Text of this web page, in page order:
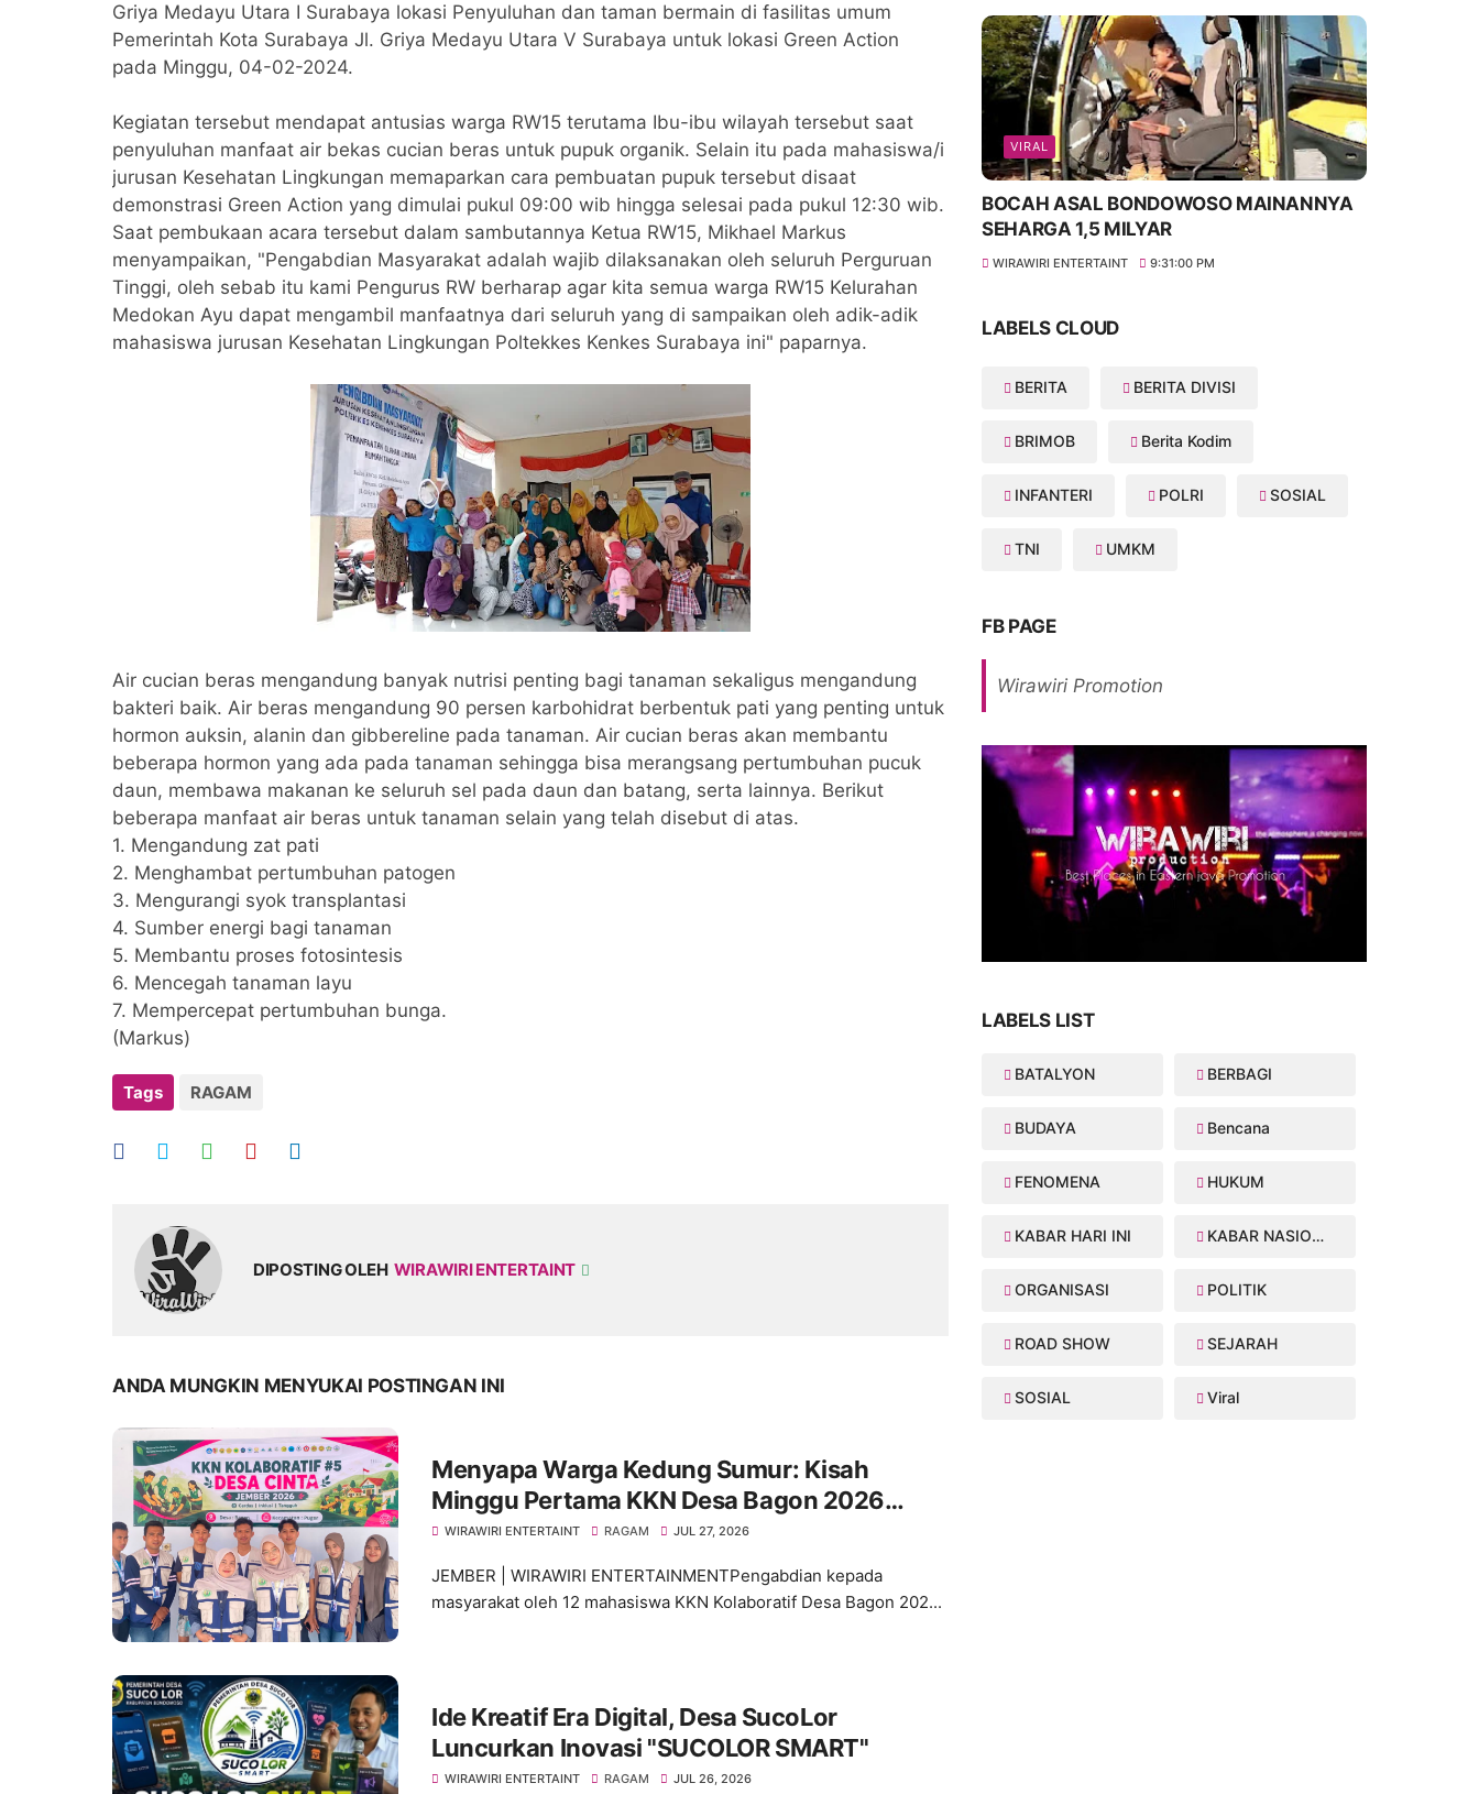
Griya Medayu Utara I Surabaya lokasi Penyuluhan dan taman bermain di fasilitas umum
Pemerintah Kota Surabaya Jl. Griya Medayu Utara V Surabaya untuk lokasi Green Action
pada Minggu, 04-02-2024.
Kegiatan tersebut mendapat antusias warga RW15 terutama Ibu-ibu wilayah tersebut saat
penyuluhan manfaat air bekas cucian beras untuk pupuk organik. Selain itu pada mahasiswa/i
jurusan Kesehatan Lingkungan memaparkan cara pembuatan pupuk tersebut disaat
demonstrasi Green Action yang dimulai pukul 09:00 wib hingga selesai pada pukul 12:30 wib.
Saat pembukaan acara tersebut dalam sambutannya Ketua RW15, Mikhael Markus
menyampaikan, "Pengabdian Masyarakat adalah wajib dilaksanakan oleh seluruh Perguruan
Tinggi, oleh sebab itu kami Pengurus RW berharap agar kita semua warga RW15 Kelurahan
Medokan Ayu dapat mengambil manfaatnya dari seluruh yang di sampaikan oleh adik-adik
mahasiswa jurusan Kesehatan Lingkungan Poltekkes Kenkes Surabaya ini" paparnya.
Air cucian beras mengandung banyak nutrisi penting bagi tanaman sekaligus mengandung
bakteri baik. Air beras mengandung 90 persen karbohidrat berbentuk pati yang penting untuk
hormon auksin, alanin dan gibbereline pada tanaman. Air cucian beras akan membantu
beberapa hormon yang ada pada tanaman sehingga bisa merangsang pertumbuhan pucuk
daun, membawa makanan ke seluruh sel pada daun dan batang, serta lainnya. Berikut
beberapa manfaat air beras untuk tanaman selain yang telah disebut di atas.
1. Mengandung zat pati
2. Menghambat pertumbuhan patogen
3. Mengurangi syok transplantasi
4. Sumber energi bagi tanaman
5. Membantu proses fotosintesis
6. Mencegah tanaman layu
7. Mempercepat pertumbuhan bunga.
(Markus)
Tags RAGAM
DIPOSTING OLEH WIRAWIRI ENTERTAINT
ANDA MUNGKIN MENYUKAI POSTINGAN INI
Menyapa Warga Kedung Sumur: Kisah
Minggu Pertama KKN Desa Bagon 2026
dalam Verval Data Desil 2
WIRAWIRI ENTERTAINT RAGAM JUL 27, 2026
JEMBER | WIRAWIRI ENTERTAINMENTPengabdian kepada
masyarakat oleh 12 mahasiswa KKN Kolaboratif Desa Bagon 202...
Ide Kreatif Era Digital, Desa SucoLor
Luncurkan Inovasi "SUCOLOR SMART"
WIRAWIRI ENTERTAINT RAGAM JUL 26, 2026
VIRAL
BOCAH ASAL BONDOWOSO MAINANNYA
SEHARGA 1,5 MILYAR
WIRAWIRI ENTERTAINT 9:31:00 PM
LABELS CLOUD
BERITA BERITA DIVISI
BRIMOB Berita Kodim
INFANTERI POLRI SOSIAL
TNI UMKM
FB PAGE
Wirawiri Promotion
LABELS LIST
BATALYON BERBAGI
BUDAYA Bencana
FENOMENA HUKUM
KABAR HARI INI KABAR NASIONAL
ORGANISASI POLITIK
ROAD SHOW SEJARAH
SOSIAL Viral